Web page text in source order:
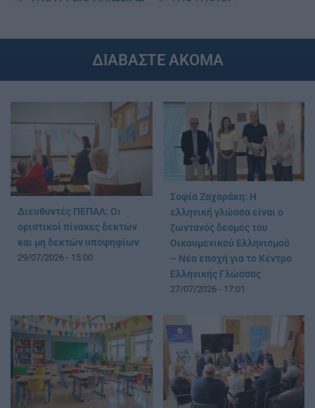
ΔΙΑΒΑΣΤΕ ΑΚΟΜΑ
Διευθυντές ΠΕΠΑΛ: Οι
οριστικοί πίνακες δεκτών
και μη δεκτών υποψηφίων
29/07/2026 - 15:00
Σοφία Ζαχαράκη: Η
ελληνική γλώσσα είναι ο
ζωντανός δεσμός του
Οικουμενικού Ελληνισμού
– Νέα εποχή για το Κέντρο
Ελληνικής Γλώσσας
27/07/2026 - 17:01